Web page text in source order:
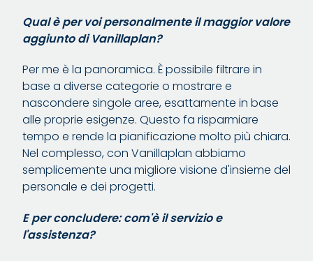
Qual è per voi personalmente il maggior valore
aggiunto di Vanillaplan?
Per me è la panoramica. È possibile filtrare in
base a diverse categorie o mostrare e
nascondere singole aree, esattamente in base
alle proprie esigenze. Questo fa risparmiare
tempo e rende la pianificazione molto più chiara.
Nel complesso, con Vanillaplan abbiamo
semplicemente una migliore visione d'insieme del
personale e dei progetti.
E per concludere: com'è il servizio e
l'assistenza?